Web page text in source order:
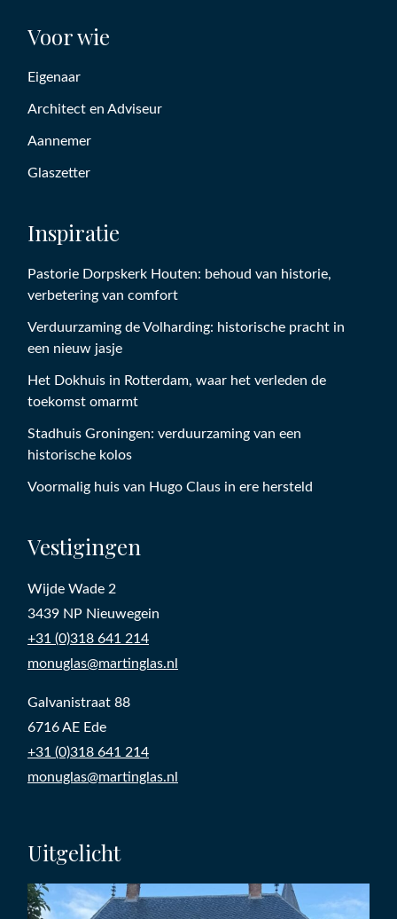
Voor wie
Eigenaar
Architect en Adviseur
Aannemer
Glaszetter
Inspiratie
Pastorie Dorpskerk Houten: behoud van historie,
verbetering van comfort
Verduurzaming de Volharding: historische pracht in
een nieuw jasje
Het Dokhuis in Rotterdam, waar het verleden de
toekomst omarmt
Stadhuis Groningen: verduurzaming van een
historische kolos
Voormalig huis van Hugo Claus in ere hersteld
Vestigingen
Wijde Wade 2
3439 NP Nieuwegein
+31 (0)318 641 214
monuglas@martinglas.nl
Galvanistraat 88
6716 AE Ede
+31 (0)318 641 214
monuglas@martinglas.nl
Uitgelicht